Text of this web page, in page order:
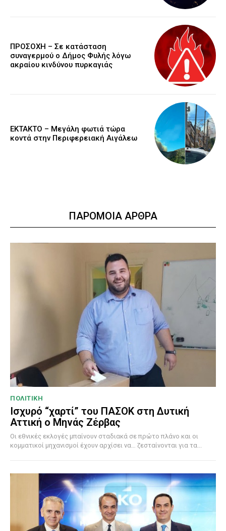
ΠΡΟΣΟΧΗ – Σε κατάσταση
συναγερμού ο Δήμος Φυλής λόγω
ακραίου κινδύνου πυρκαγιάς
ΕΚΤΑΚΤΟ – Μεγάλη φωτιά τώρα
κοντά στην Περιφερειακή Αιγάλεω
ΠΑΡΟΜΟΙΑ ΑΡΘΡΑ
ΠΟΛΙΤΙΚΗ
Ισχυρό “χαρτί” του ΠΑΣΟΚ στη Δυτική
Αττική ο Μηνάς Ζέρβας
Οι εθνικές εκλογές μπαίνουν σταδιακά σε πρώτο πλάνο και οι
κομματικοί μηχανισμοί έχουν αρχίσει να… ζεσταίνονται για τα...